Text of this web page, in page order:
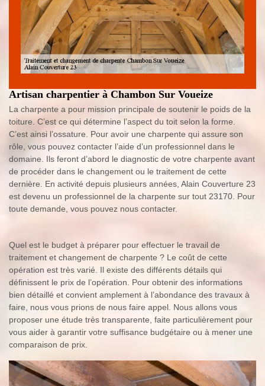
Artisan charpentier à Chambon Sur Voueize
La charpente a pour mission principale de soutenir le poids de la
toiture. C’est ce qui détermine l’aspect du toit selon la forme.
C’est ainsi l’ossature. Pour avoir une charpente qui assure son
rôle, vous pouvez contacter l’aide d’un professionnel dans le
domaine. Ils feront d’abord le diagnostic de votre charpente avant
de procéder dans le changement ou le traitement de cette
dernière. En activité depuis plusieurs années, Alain Couverture 23
est devenu un professionnel de la charpente sur tout 23170. Pour
toute demande, vous pouvez nous contacter.
Quel est le budget à préparer pour effectuer le travail de
traitement et changement de charpente ? Le coût de cette
opération est très varié. Il existe des différents détails qui
définissent le prix de l’opération. Pour obtenir des informations
bien détaillé et convient amplement à l’abondance des travaux à
faire, nous vous prions de nous faire appel. Nous allons vous
proposer une étude très transparente, faite particulièrement pour
vous aider à garantir votre suffisance budgétaire ou à mener une
comparaison de prix.